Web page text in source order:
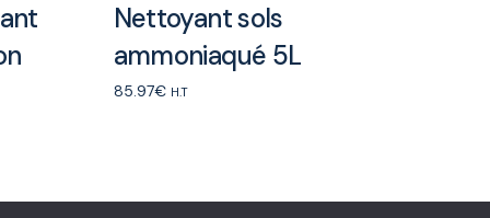
Nettoyant sols
ammoniaqué 5L
85.97€ H.T